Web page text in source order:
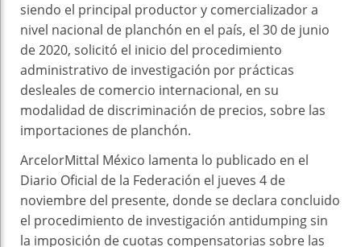
siendo el principal productor y comercializador a
nivel nacional de planchón en el país, el 30 de junio
de 2020, solicitó el inicio del procedimiento
administrativo de investigación por prácticas
desleales de comercio internacional, en su
modalidad de discriminación de precios, sobre las
importaciones de planchón.
ArcelorMittal México lamenta lo publicado en el
Diario Oficial de la Federación el jueves 4 de
noviembre del presente, donde se declara concluido
el procedimiento de investigación antidumping sin
la imposición de cuotas compensatorias sobre las